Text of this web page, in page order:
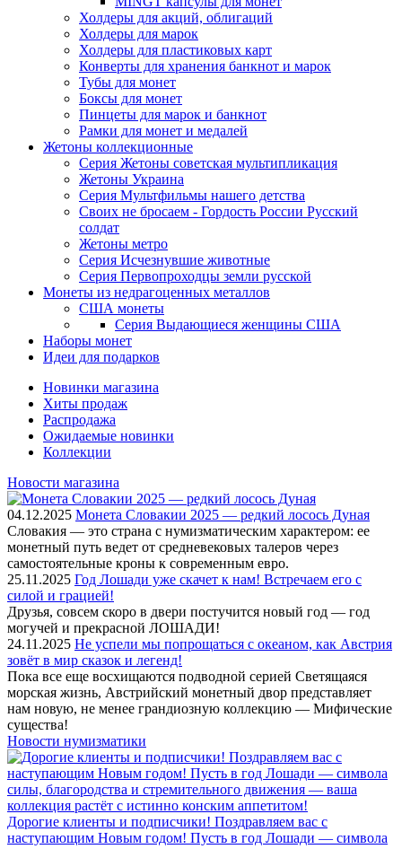
Холдеры для акций, облигаций
Холдеры для марок
Холдеры для пластиковых карт
Конверты для хранения банкнот и марок
Тубы для монет
Боксы для монет
Пинцеты для марок и банкнот
Рамки для монет и медалей
Жетоны коллекционные
Серия Жетоны советская мультипликация
Жетоны Украина
Серия Мультфильмы нашего детства
Своих не бросаем - Гордость России Русский
солдат
Жетоны метро
Серия Исчезнувшие животные
Серия Первопроходцы земли русской
Монеты из недрагоценных металлов
США монеты
Серия Выдающиеся женщины США
Наборы монет
Идеи для подарков
Новинки магазина
Хиты продаж
Распродажа
Ожидаемые новинки
Коллекции
Новости магазина
04.12.2025 Монета Словакии 2025 — редкий лосось Дуная
Словакия — это страна с нумизматическим характером: ее
монетный путь ведет от средневековых талеров через
самостоятельные кроны к современным евро.
25.11.2025 Год Лошади уже скачет к нам! Встречаем его с
силой и грацией!
Друзья, совсем скоро в двери постучится новый год — год
могучей и прекрасной ЛОШАДИ!
24.11.2025 Не успели мы попрощаться с океаном, как Австрия
зовёт в мир сказок и легенд!
Пока все еще восхищаются подводной серией Светящаяся
морская жизнь, Австрийский монетный двор представляет
нам новую, не менее грандиозную коллекцию — Мифические
существа!
Новости нумизматики
Дорогие клиенты и подписчики! Поздравляем вас с
наступающим Новым годом! Пусть в год Лошади — символа